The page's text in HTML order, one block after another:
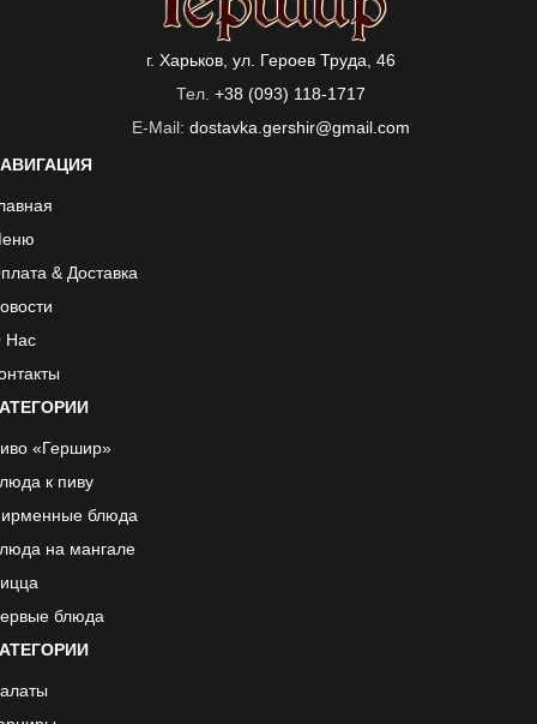
г. Харьков, ул. Героев Труда, 46
Тел. +38 (093) 118-1717
E-Mail: dostavka.gershir@gmail.com
& Доставка
Нас
«Гершир»
к пиву
блюда
на мангале
блюда